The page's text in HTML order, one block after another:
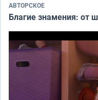
АВТОРСКОЕ
Благие знамения: от